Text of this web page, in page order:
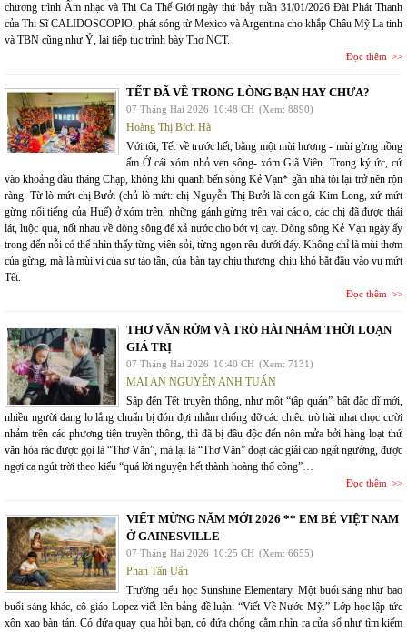
chương trình Âm nhạc và Thi Ca Thế Giới ngày thứ bảy tuần 31/01/2026 Đài Phát Thanh
của Thi Sĩ CALIDOSCOPIO, phát sóng từ Mexico và Argentina cho khắp Châu Mỹ La tinh
và TBN cũng như Ý, lại tiếp tục trình bày Thơ NCT.
Đọc thêm
TẾT ĐÃ VỀ TRONG LÒNG BẠN HAY CHƯA?
07 Tháng Hai 2026 10:48 CH (Xem: 8890)
Hoàng Thị Bích Hà
Với tôi, Tết về trước hết, bằng một mùi hương - mùi gừng nồng
ấm Ở cái xóm nhỏ ven sông- xóm Giã Viên. Trong ký ức, cứ
vào khoảng đầu tháng Chạp, không khí quanh bến sông Kẻ Vạn* gần nhà tôi lại trở nên rộn
ràng. Từ lò mứt chị Bưởi (chủ lò mứt: chị Nguyễn Thị Bưởi là con gái Kim Long, xứ mứt
gừng nổi tiếng của Huế) ở xóm trên, những gánh gừng trên vai các o, các chị đã được thái
lát, luộc qua, nối nhau về dòng sông để xả nước cho bớt vị cay. Dòng sông Kẻ Vạn ngày ấy
trong đến nỗi có thể nhìn thấy từng viên sỏi, từng ngọn rêu dưới đáy. Không chỉ là mùi thơm
của gừng, mà là mùi vị của sự tảo tần, của bàn tay chịu thương chịu khó bắt đầu vào vụ mứt
Tết.
Đọc thêm
THƠ VĂN RỞM VÀ TRÒ HÀI NHẢM THỜI LOẠN
GIÁ TRỊ
07 Tháng Hai 2026 10:40 CH (Xem: 7131)
MAI AN NGUYỄN ANH TUẤN
Sắp đến Tết truyền thống, như một “tập quán” bất đắc dĩ mới,
nhiều người đang lo lắng chuẩn bị đón đợi nhằm chống đỡ các chiêu trò hài nhạt chọc cười
nhảm trên các phương tiện truyền thông, thì đã bị đầu độc đến nôn mửa bởi hàng loạt thứ
văn hóa rác được gọi là “Thơ Văn”, mà lại là “Thơ Văn” đoạt các giải cao ngất ngưởng, được
ngợi ca ngút trời theo kiểu “quá lời nguyện hết thành hoàng thổ công”…
Đọc thêm
VIẾT MỪNG NĂM MỚI 2026 ** EM BÉ VIỆT NAM
Ở GAINESVILLE
07 Tháng Hai 2026 10:25 CH (Xem: 6655)
Phan Tấn Uẩn
Trường tiểu học Sunshine Elementary. Một buổi sáng như bao
buổi sáng khác, cô giáo Lopez viết lên bảng đề luận: “Viết Về Nước Mỹ.” Lớp học lập tức
xôn xao bàn tán. Có đứa quay qua hỏi bạn, có đứa chống cằm nhìn ra cửa sổ như tìm kiếm